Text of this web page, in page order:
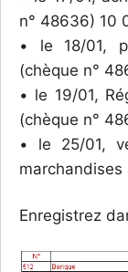
n° 48636) 10
• le 18/01,
(chèque n°
• le 19/01,
(chèque n°
• le 25/01,
Enregistrez